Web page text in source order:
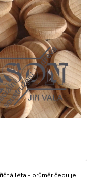
léta - průměr čepu je